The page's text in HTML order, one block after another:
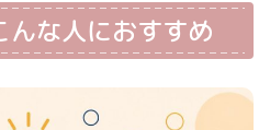
んな人におすすめ